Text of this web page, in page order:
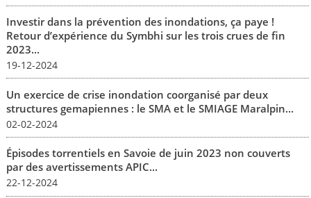
Investir dans la prévention des inondations, ça paye !
Retour d’expérience du Symbhi sur les trois crues de fin
2023...
19-12-2024
Un exercice de crise inondation coorganisé par deux
structures gemapiennes : le SMA et le SMIAGE Maralpin...
02-02-2024
Épisodes torrentiels en Savoie de juin 2023 non couverts
par des avertissements APIC...
22-12-2024